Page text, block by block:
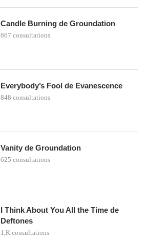
Candle Burning de Groundation
667 consultations
Everybody’s Fool de Evanescence
848 consultations
Vanity de Groundation
625 consultations
I Think About You All the Time de
Deftones
1,K consultations